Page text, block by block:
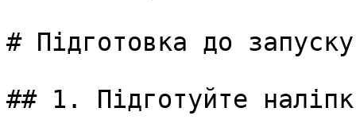
# Підготовка до запуску
## 1. Підготуйте